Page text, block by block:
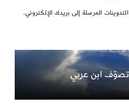
المرسلة إلى بريدك الإلكتروني.
تصوّف ابن عربي